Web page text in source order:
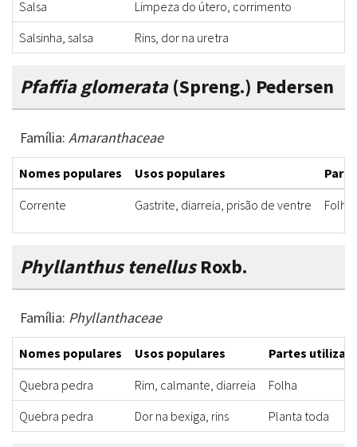
Salsa
Limpeza do útero, corrimento
Salsinha, salsa
Rins, dor na uretra
Pfaffia glomerata(Spreng.) Pedersen
Família: Amaranthaceae
Nomes populares Usos populares
Corrente
Gastrite, diarreia, prisão de ventre Folha
Phyllanthus tenellusRoxb.
Família: Phyllanthaceae
Nomes populares Usos populares
Partes
Quebra pedra
Rim, calmante, diarreia
Folha
Quebra pedra
Dor na bexiga, rins Planta toda